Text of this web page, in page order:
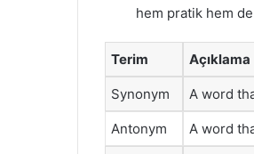
hem pratik hem
Terim Açıklama
Synonym A word
Antonym A word